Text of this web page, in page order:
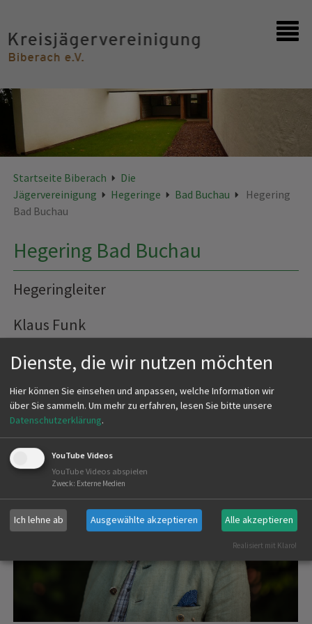
Startseite Biberach
Die
Jägervereinigung
Hegeringe Bad Buchau
Hegering
Bad Buchau
Hegering Bad Buchau
Hegeringleiter
Klaus Funk
E-Mail: Klaus.Dieter.Funk@t-online.de
Dienste, die wir nutzen möchten
Hier können Sie einsehen und anpassen, welche Information wir
über Sie sammeln. Um mehr zu erfahren, lesen Sie bitte unsere
Datenschutzerklärung.
YouTube Videos
YouTube Videos abspielen
Zweck: Externe Medien
Ich lehne ab Ausgewählte akzeptieren Alle akzeptieren
Realisiert mit Klaro!